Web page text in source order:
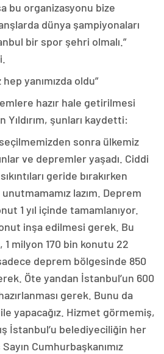
bu organizasyonu bize
dünya şampiyonaları
bir spor şehri olmalı.”
hep yanımızda oldu”
hazır hale getirilmesi
şunları kaydetti:
seçilmemizden sonra ülkemiz
ve depremler yaşadı. Ciddi
geride bırakırken
lazım. Deprem
1 yıl içinde tamamlanıyor.
inşa edilmesi gerek. Bu
1 milyon 170 bin konutu 22
deprem bölgesinde 850
Öte yandan İstanbul’un 600
gerek. Bunu da
yapacağız. Hizmet görmemiş,
İstanbul’u belediyeciliğin her
Sayın Cumhurbaşkanımız